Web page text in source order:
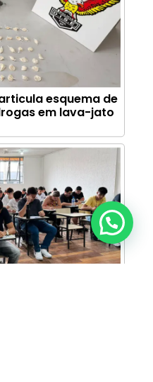
esquema de
em lava-jato
matéria